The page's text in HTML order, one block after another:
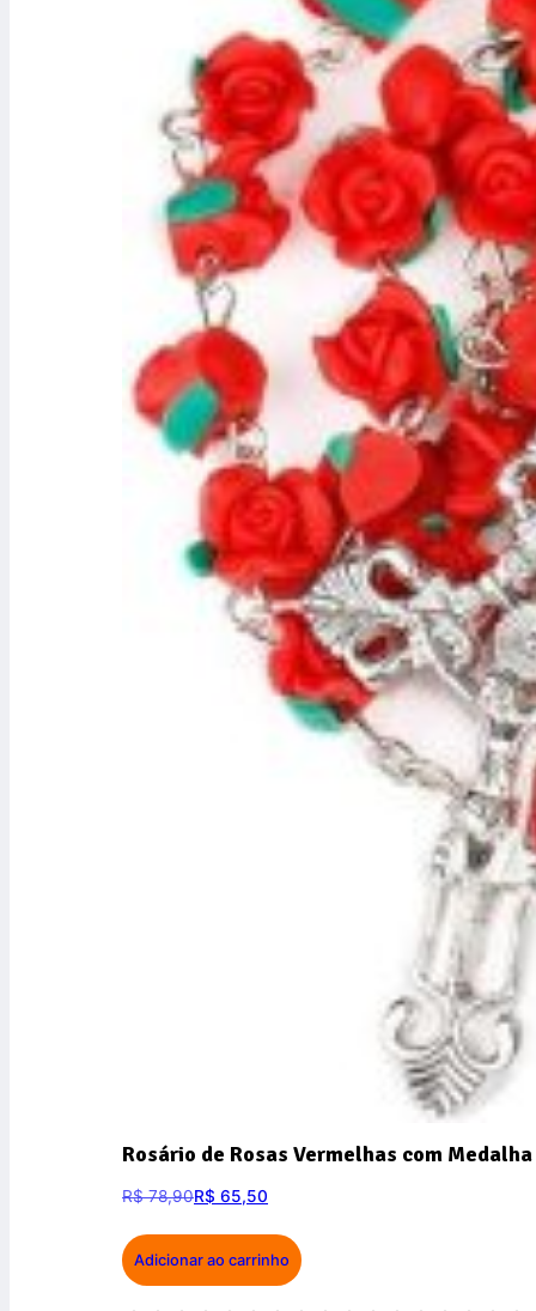
Rosário de Rosas Vermelhas com
R$78,90R$ 65,50
Adicionar ao carrinho